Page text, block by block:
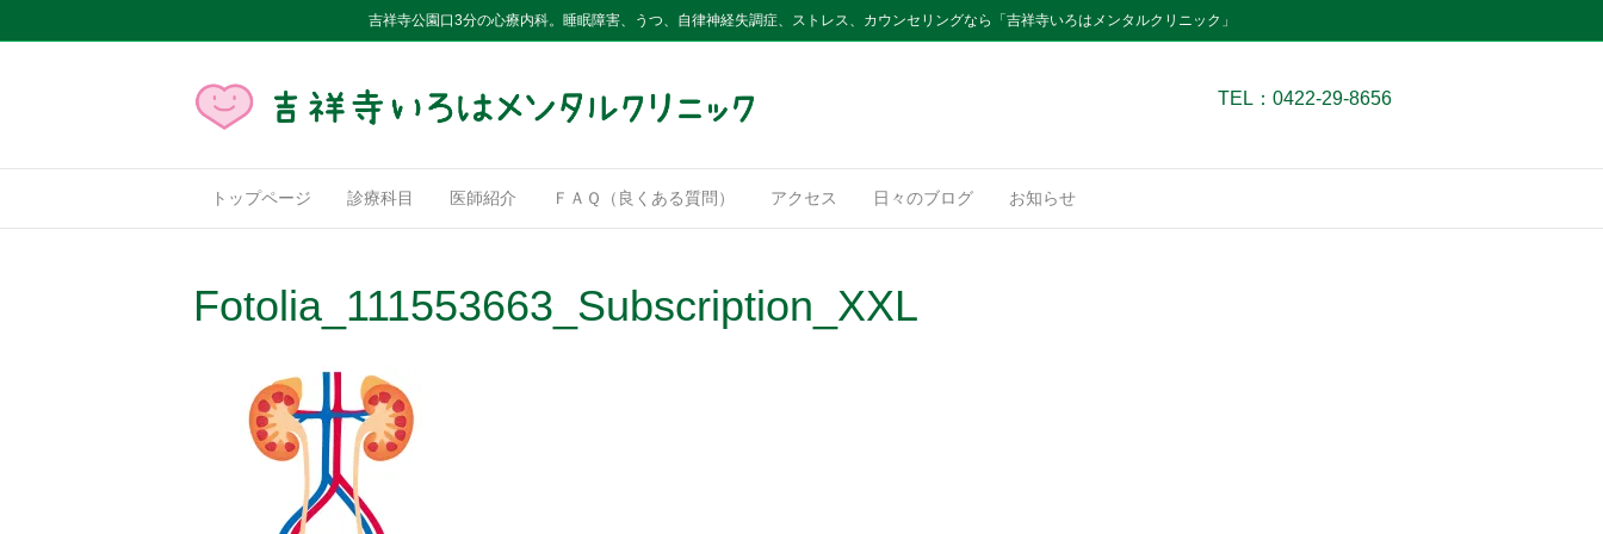
吉祥寺公園口3分の心療内科。睡眠障害、うつ、自律神経失調症、ストレス、カウンセリングなら「吉祥寺いろはメンタルクリニック」
TEL：0422-29-8656
トップページ 診療科目 医師紹介 ＦＡＱ（良くある質問） アクセス 日々のブログ お知らせ
Fotolia_111553663_Subscription_XXL